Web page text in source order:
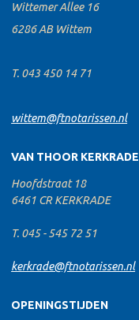
Wittemer Allee 16
6286 AB Wittem
T. 043 450 14 71
wittem@ftnotarissen.nl
VAN THOOR KERKRADE
Hoofdstraat 18
6461 CR KERKRADE
T. 045 - 545 72 51
kerkrade@ftnotarissen.nl
OPENINGSTIJDEN